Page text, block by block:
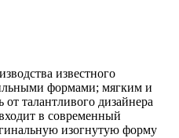
известного
формами; мягким и
талантливого дизайнера
в современный
изогнутую форму